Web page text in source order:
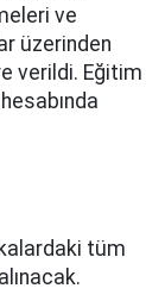
ve
üzerinden
verildi. Eğitim
tüm